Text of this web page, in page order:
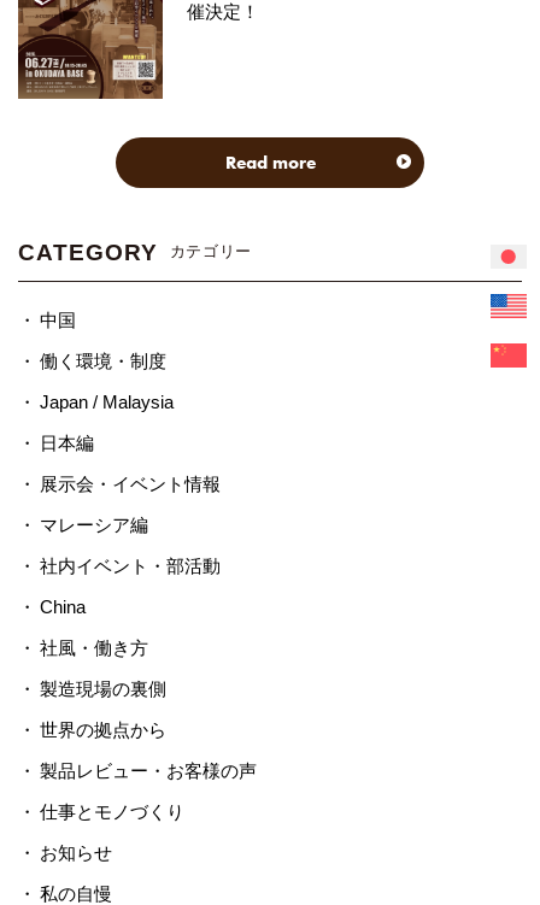
催決定！
Read more
CATEGORY カテゴリー
中国
働く環境・制度
Japan / Malaysia
日本編
展示会・イベント情報
マレーシア編
社内イベント・部活動
China
社風・働き方
製造現場の裏側
世界の拠点から
製品レビュー・お客様の声
仕事とモノづくり
お知らせ
私の自慢